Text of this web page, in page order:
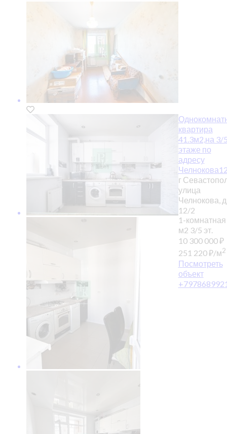
квартира
41.3м2,на 3/
этаже по
адресу
г
улица
Челнокова, д
12/2
1-комнатная
м2 3/5 эт.
10 300 000₽
251 220₽/м2
Посмотреть
объект